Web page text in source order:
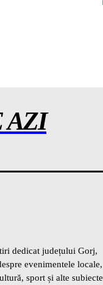
AZI
dedicat județului Gorj,
evenimentele locale,
sport și alte subiecte